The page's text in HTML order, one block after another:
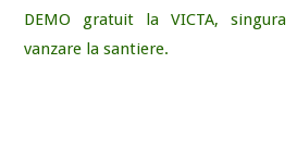
DEMO gratuit la VICTA,
vanzare la santiere.